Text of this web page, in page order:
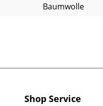
Baumwolle
Shop Service